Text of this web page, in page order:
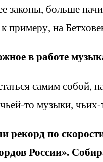
законы, больше
примеру, на
в работе
самим собой,
то музыки,
рекорд по
России».